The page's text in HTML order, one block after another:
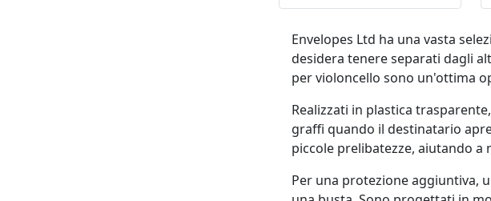
Envelopes Ltd ha una vasta
desidera tenere separati dagli
per violoncello sono un'ottima
Realizzati in plastica
graffi quando il destinatario
piccole prelibatezze, aiutando a
Per una protezione aggiuntiva,